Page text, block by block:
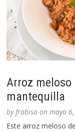
Arroz meloso
mantequilla
byfrabisa onmayo
Este arroz meloso